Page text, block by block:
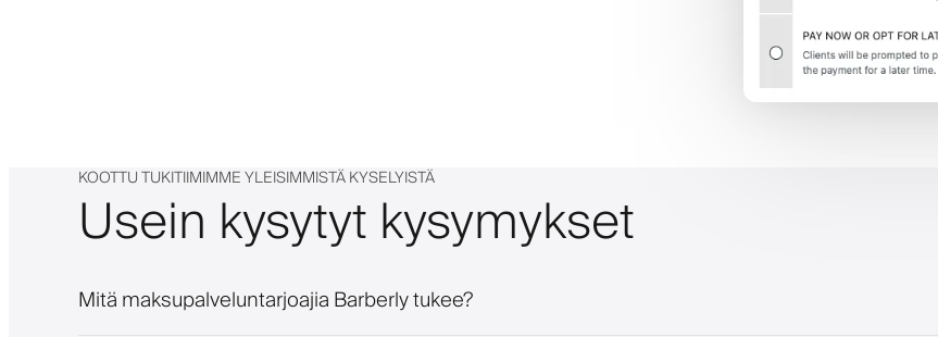
KOOTTU TUKITIIMIMME YLEISIMMISTÄ KYSELYISTÄ
Usein kysytyt kysymykset
Mitä maksupalveluntarjoajia Barberly tukee?